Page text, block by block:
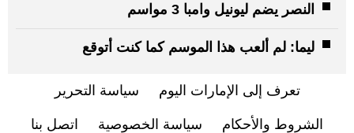
النصر يضم ليونيل وامبا 3 مواسم
ليما: لم ألعب هذا الموسم كما كنت أتوقع
تعرف إلى الإمارات اليوم سياسة التحرير
الشروط والأحكام سياسة الخصوصية اتصل بنا